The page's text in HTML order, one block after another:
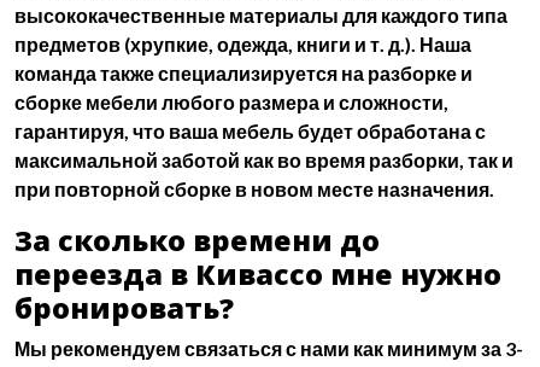
высококачественные материалы для каждого типа
предметов (хрупкие, одежда, книги и т. д.). Наша
команда также специализируется на разборке и
сборке мебели любого размера и сложности,
гарантируя, что ваша мебель будет обработана с
максимальной заботой как во время разборки, так и
при повторной сборке в новом месте назначения.
За сколько времени до
переезда в Кивассо мне нужно
бронировать?
Мы рекомендуем связаться с нами как минимум за 3-